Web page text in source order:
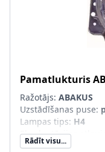
Pamatlukturis
Ražotājs: ABAKUS
Uzstādīšanas puse:
Lampas tips: H4
Ekspluatācijas
Tr. līdzekļa aprīkojums
Rādīt visu...